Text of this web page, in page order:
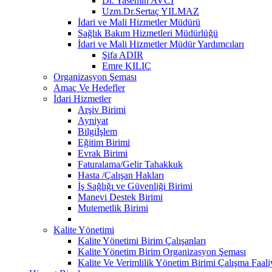
Uzm.Dr.Sertaç YILMAZ
İdari ve Mali Hizmetler Müdürü
Sağlık Bakım Hizmetleri Müdürlüğü
İdari ve Mali Hizmetler Müdür Yardımcıları
Şifa ADIR
Emre KILIÇ
Organizasyon Şeması
Amaç Ve Hedefler
İdari Hizmetler
Arşiv Birimi
Ayniyat
Bilgiİşlem
Eğitim Birimi
Evrak Birimi
Faturalama/Gelir Tahakkuk
Hasta /Çalışan Hakları
İş Sağlığı ve Güvenliği Birimi
Manevi Destek Birimi
Mutemetlik Birimi
Kalite Yönetimi
Kalite Yönetimi Birim Çalışanları
Kalite Yönetim Birim Organizasyon Şeması
Kalite Ve Verimlilik Yönetim Birimi Çalışma